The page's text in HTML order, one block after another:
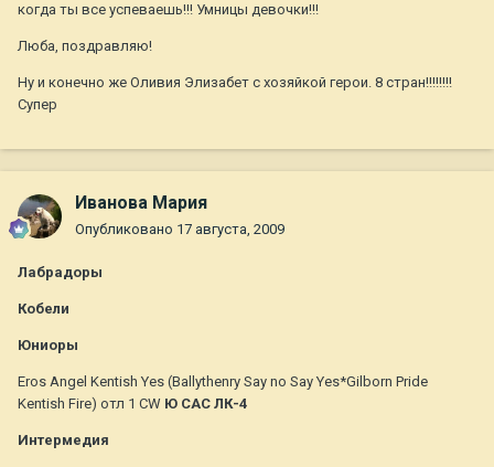
когда ты все успеваешь!!! Умницы девочки!!!
Люба, поздравляю!
Ну и конечно же Оливия Элизабет с хозяйкой герои. 8 стран!!!!!!!!
Супер
Иванова Мария
Опубликовано 17 августа, 2009
Лабрадоры
Кобели
Юниоры
Eros Angel Kentish Yes (Ballythenry Say no Say Yes*Gilborn Pride
Kentish Fire) отл 1 CW Ю САС ЛК-4
Интермедия